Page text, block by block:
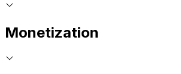
Monetization